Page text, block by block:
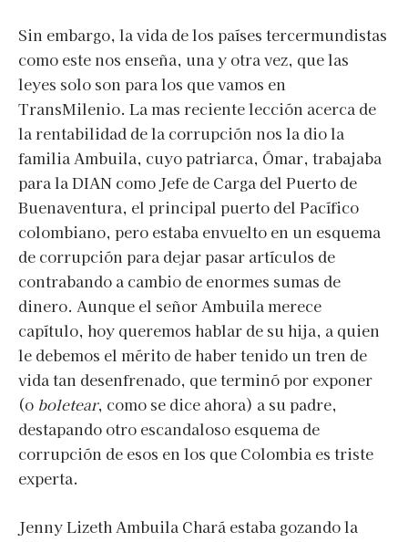
Sin embargo, la vida de los países tercermundistas
como este nos enseña, una y otra vez, que las
leyes solo son para los que vamos en
TransMilenio. La mas reciente lección acerca de
la rentabilidad de la corrupción nos la dio la
familia Ambuila, cuyo patriarca, Ómar, trabajaba
para la DIAN como Jefe de Carga del Puerto de
Buenaventura, el principal puerto del Pacífico
colombiano, pero estaba envuelto en un esquema
de corrupción para dejar pasar artículos de
contrabando a cambio de enormes sumas de
dinero. Aunque el señor Ambuila merece
capítulo, hoy queremos hablar de su hija, a quien
le debemos el mérito de haber tenido un tren de
vida tan desenfrenado, que terminó por exponer
(o boletear, como se dice ahora) a su padre,
destapando otro escandaloso esquema de
corrupción de esos en los que Colombia es triste
experta.
Jenny Lizeth Ambuila Chará estaba gozando la